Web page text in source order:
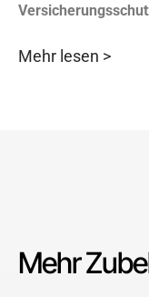
Mehr lesen >
Mehr